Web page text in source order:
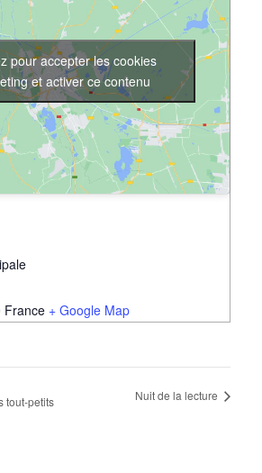
France + Google Map
pour accepter les cookies
et activer ce contenu
tout-petits Nuit de la lecture